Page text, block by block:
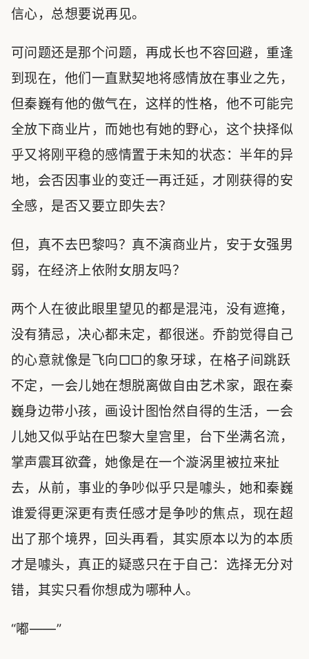
信心，总想要说再见。
可问题还是那个问题，再成长也不容回避，重逢
到现在，他们一直默契地将感情放在事业之先，
但秦巍有他的傲气在，这样的性格，他不可能完
全放下商业片，而她也有她的野心，这个抉择似
乎又将刚平稳的感情置于未知的状态：半年的异
地，会否因事业的变迁一再迁延，才刚获得的安
全感，是否又要立即失去？
但，真不去巴黎吗？真不演商业片，安于女强男
弱，在经济上依附女朋友吗？
两个人在彼此眼里望见的都是混沌，没有遮掩，
没有猜忌，决心都未定，都很迷。乔韵觉得自己
的心意就像是飞向□□的象牙球，在格子间跳跃
不定，一会儿她在想脱离做自由艺术家，跟在秦
巍身边带小孩，画设计图怡然自得的生活，一会
儿她又似乎站在巴黎大皇宫里，台下坐满名流，
掌声震耳欲聋，她像是在一个漩涡里被拉来扯
去，从前，事业的争吵似乎只是噱头，她和秦巍
谁爱得更深更有责任感才是争吵的焦点，现在超
出了那个境界，回头再看，其实原本以为的本质
才是噱头，真正的疑惑只在于自己：选择无分对
错，其实只看你想成为哪种人。
“嘟——”